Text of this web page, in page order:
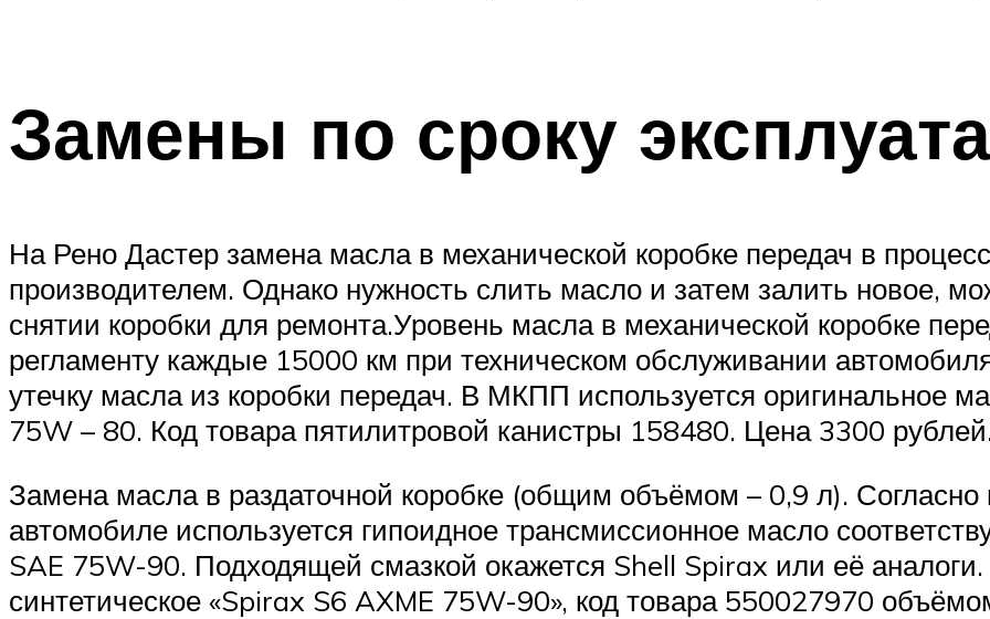
Замены по сроку
На Рено Дастер замена масла в механической коробке передач в
производителем. Однако нужность слить масло и затем залить новое,
снятии коробки для ремонта.Уровень масла в механической коробке
регламенту каждые 15000 км при техническом обслуживании
утечку масла из коробки передач. В МКПП используется оригинальное
75W – 80. Код товара пятилитровой канистры 158480. Цена 3300
Замена масла в раздаточной коробке (общим объёмом – 0,9 л). Согласно
автомобиле используется гипоидное трансмиссионное масло
SAE 75W-90. Подходящей смазкой окажется Shell Spirax или её
синтетическое «Spirax S6 AXME 75W-90», код товара 550027970